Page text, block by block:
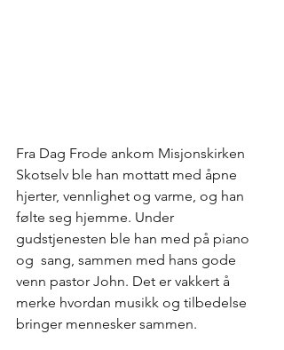
Fra Dag Frode ankom Misjonskirken
Skotselv ble han mottatt med åpne
hjerter, vennlighet og varme, og han
følte seg hjemme. Under
gudstjenesten ble han med på piano
og  sang, sammen med hans gode
venn pastor John. Det er vakkert å
merke hvordan musikk og tilbedelse
bringer mennesker sammen.